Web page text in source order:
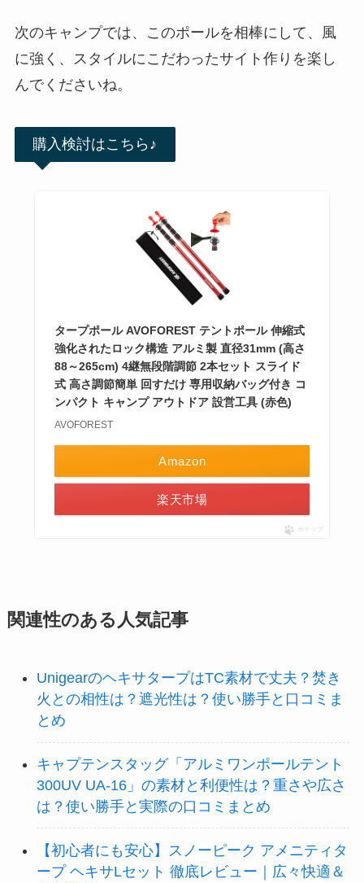
次のキャンプでは、このポールを相棒にして、風
に強く、スタイルにこだわったサイト作りを楽し
んでくださいね。
購入検討はこちら♪
タープポール AVOFOREST テントポール 伸縮式
強化されたロック構造 アルミ製 直径31mm (高さ
88～265cm) 4継無段階調節 2本セット スライド
式 高さ調節簡単 回すだけ 専用収納バッグ付き コ
ンパクト キャンプ アウトドア 設営工具 (赤色)
AVOFOREST
Amazon
楽天市場
ポチップ
関連性のある人気記事
UnigearのヘキサタープはTC素材で丈夫？焚き
火との相性は？遮光性は？使い勝手と口コミま
とめ
キャプテンスタッグ「アルミワンポールテント
300UV UA-16」の素材と利便性は？重さや広さ
は？使い勝手と実際の口コミまとめ
【初心者にも安心】スノーピーク アメニティタ
ープ ヘキサLセット 徹底レビュー｜広々快適＆